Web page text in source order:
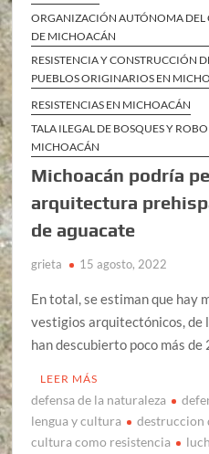
ORGANIZACIÓN AUTÓNOMA DEL
DE MICHOACÁN
RESISTENCIA Y CONSTRUCCIÓN
PUEBLOS ORIGINARIOS EN
RESISTENCIAS EN MICHOACÁN
TALA ILEGAL DE BOSQUES Y
MICHOACÁN
Michoacán podría
arquitectura
de aguacate
grieta 15 agosto, 2022
En total, se estiman que hay
vestigios arquitectónicos, de
han descubierto poco más
LEER MÁS
defensa de la naturaleza
lengua y cultura
destruccion
cultura como resistencia